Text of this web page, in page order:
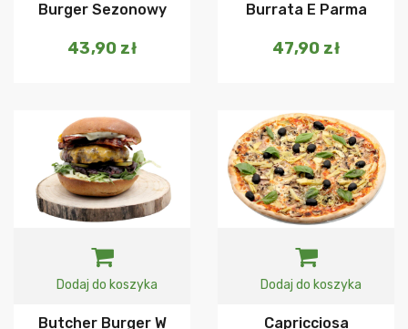
Burger Sezonowy
43,90 zł
Burrata E Parma
47,90 zł
Dodaj do koszyka
Butcher Burger W
Dodaj do koszyka
Capricciosa